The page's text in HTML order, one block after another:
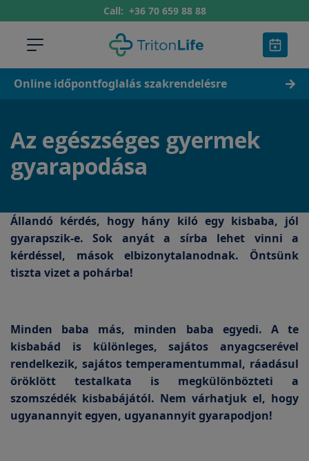
Call: +36 70 659 88 88
Online időpontfoglalás szakrendelésre
Az egészséges gyermek
gyarapodása
Állandó kérdés, hogy hány kiló egy kisbaba, jól
gyarapszik-e. Sok anyát a sírba lehet vinni a
kérdéssel, mások elbizonytalanodnak. Öntsünk
tiszta vizet a pohárba!
Minden baba más, minden baba egyedi. A te
kisbabád is különleges, sajátos anyagcserével
rendelkezik, sajátos temperamentummal, ráadásul
öröklött testalkata is megkülönbözteti a
szomszédék kisbabájától. Nem várhatjuk el, hogy
ugyanannyit egyen, ugyanannyit gyarapodjon!